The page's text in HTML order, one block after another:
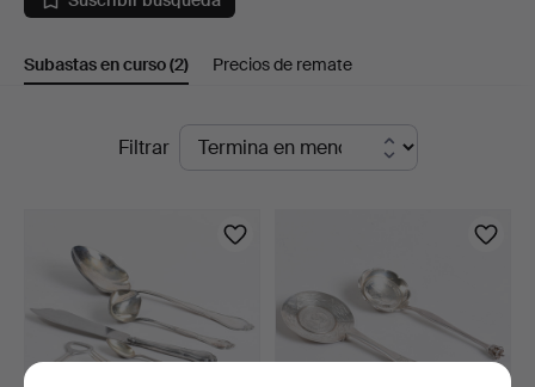
metal
en
Sørensen
Subastas en curso(2) Precios de remate
SubastasFiltrar